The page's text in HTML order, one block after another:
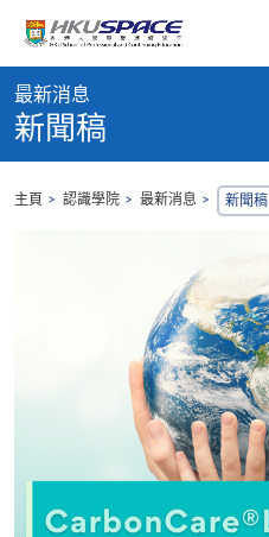
content
content
start
最新消息
新聞稿
主頁 認識學院 最新消息 新聞稿